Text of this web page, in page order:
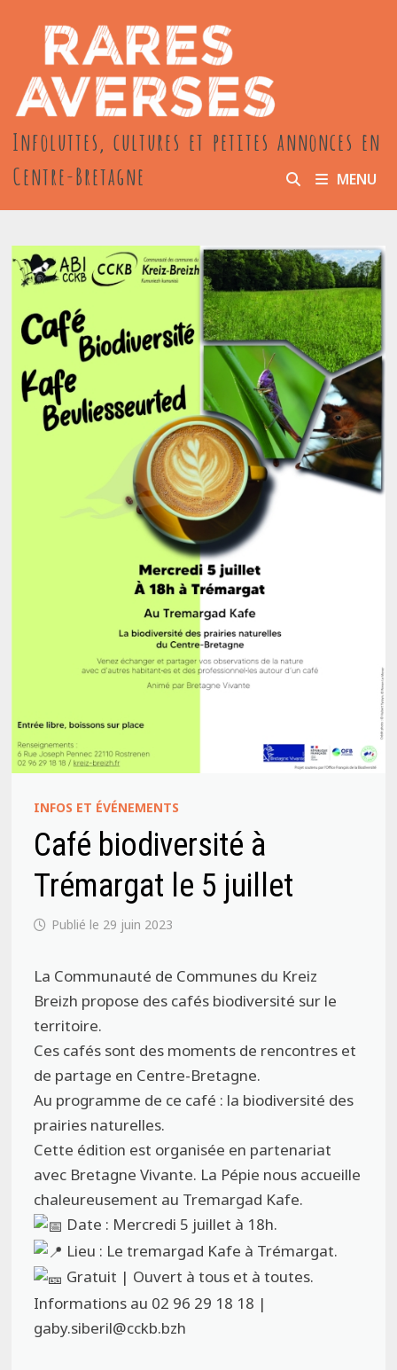
contenu
Infoluttes, cultures et petites annonces en
Centre-Bretagne
MENU
INFOS ET ÉVÉNEMENTS
Café biodiversité à
Trémargat le 5 juillet
29 juin 2023
La Communauté de Communes du Kreiz
Breizh propose des cafés biodiversité sur le
territoire.
Ces cafés sont des moments de rencontres et
de partage en Centre-Bretagne.
Au programme de ce café : la biodiversité des
prairies naturelles.
Cette édition est organisée en partenariat
avec Bretagne Vivante. La Pépie nous accueille
chaleureusement au Tremargad Kafe.
Date : Mercredi 5 juillet à 18h.
Lieu : Le tremargad Kafe à Trémargat.
Gratuit | Ouvert à tous et à toutes.
Informations au 02 96 29 18 18 |
gaby.siberil@cckb.bzh